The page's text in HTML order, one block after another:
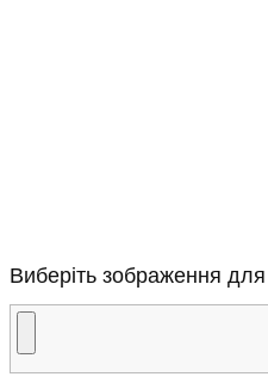
Виберіть зображення